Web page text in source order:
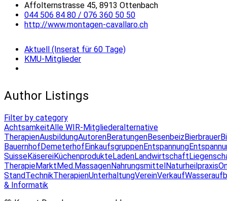
Affolternstrasse 45, 8913 Ottenbach
044 506 84 80 / 076 360 50 50
http://www.montagen-cavallaro.ch
Aktuell (Inserat für 60 Tage)
KMU-Mitglieder
Author Listings
Filter by category
AchtsamkeitAlle WIR-Mitgliederalternative
TherapienAusbildungAutorenBeratungenBesenbeizBierbrauer
BauernhofDemeterhofEinkaufsgruppenEntspannung
SuisseKäsereiKüchenprodukteLadenLandwirtschaft
TherapieMarktMed.MassagenNahrungsmittelNaturheilpraxis
StandTechnikTherapienUnterhaltungVereinVerkauf
& Informatik